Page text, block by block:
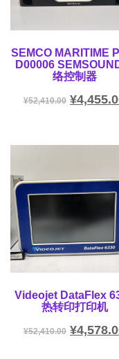
SEMCO MARITIME
D00006
络控制器
¥52,410.00 ¥
Videojet DataFlex
热转印打印机
¥52,410.00 ¥